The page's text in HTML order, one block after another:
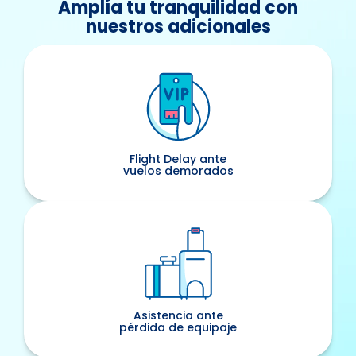
Australia o Chile lo exigen para
ciertos tipos de visa de
estudios o working Holiday.
Amplía tu tranquilidad con
nuestros adicionales
Flight Delay ante
vuelos demorados
Asistencia ante
pérdida de equipaje